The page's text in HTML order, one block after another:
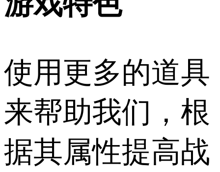
使用更多的道具
来帮助我们，根
据其属性提高战